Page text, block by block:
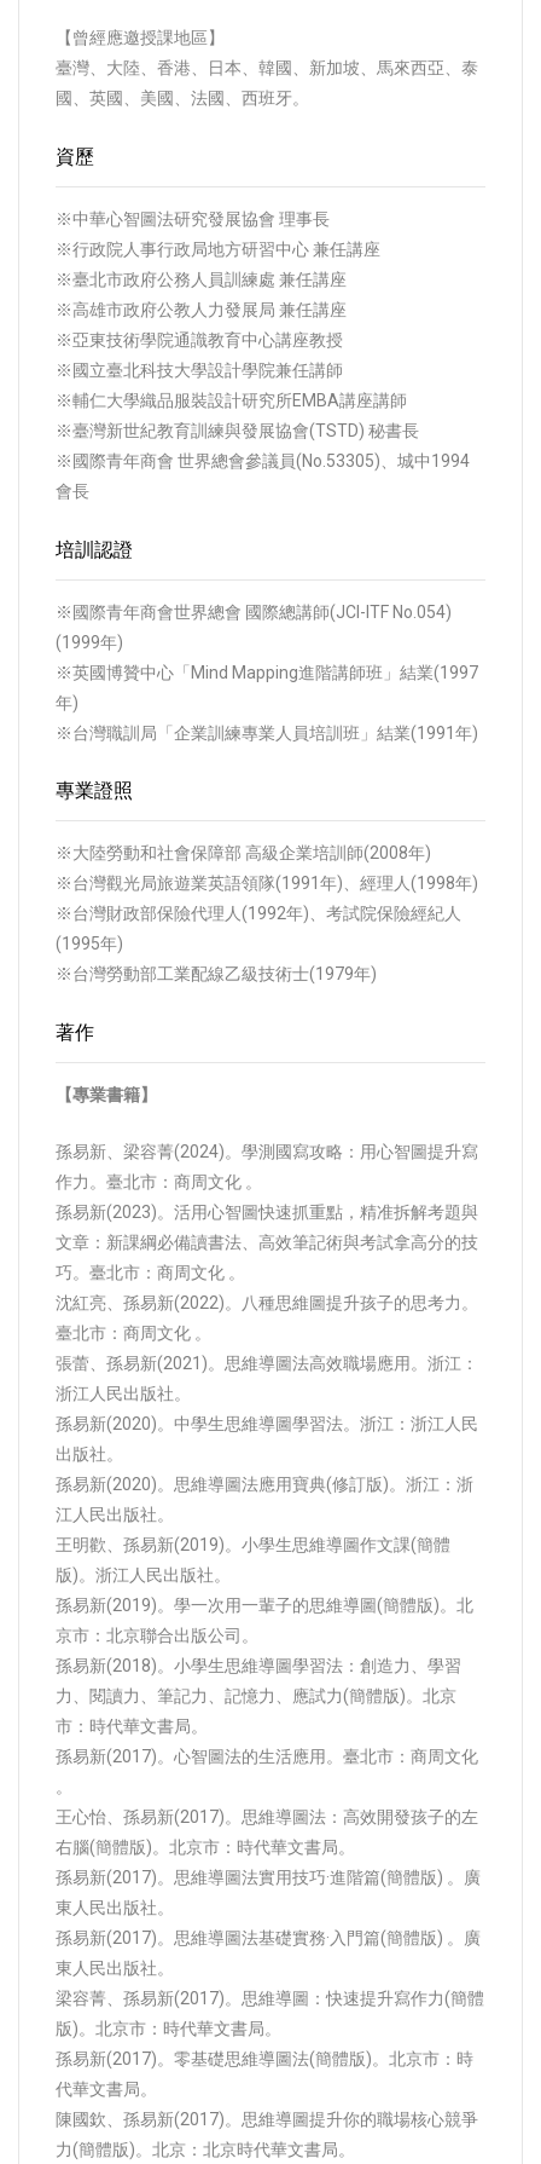
【曾經應邀授課地區】
臺灣、大陸、香港、日本、韓國、新加坡、馬來西亞、泰
國、英國、美國、法國、西班牙。
資歷
※中華心智圖法研究發展協會 理事長
※行政院人事行政局地方研習中心 兼任講座
※臺北市政府公務人員訓練處 兼任講座
※高雄市政府公教人力發展局 兼任講座
※亞東技術學院通識教育中心講座教授
※國立臺北科技大學設計學院兼任講師
※輔仁大學織品服裝設計研究所EMBA講座講師
※臺灣新世紀教育訓練與發展協會(TSTD) 秘書長
※國際青年商會 世界總會參議員(No.53305)、城中1994
會長
培訓認證
※國際青年商會世界總會 國際總講師(JCI-ITF No.054)
(1999年)
※英國博贊中心「Mind Mapping進階講師班」結業(1997
年)
※台灣職訓局「企業訓練專業人員培訓班」結業(1991年)
專業證照
※大陸勞動和社會保障部 高級企業培訓師(2008年)
※台灣觀光局旅遊業英語領隊(1991年)、經理人(1998年)
※台灣財政部保險代理人(1992年)、考試院保險經紀人
(1995年)
※台灣勞動部工業配線乙級技術士(1979年)
著作
【專業書籍】
孫易新、梁容菁(2024)。學測國寫攻略：用心智圖提升寫
作力。臺北市：商周文化 。
孫易新(2023)。活用心智圖快速抓重點，精准拆解考題與
文章：新課綱必備讀書法、高效筆記術與考試拿高分的技
巧。臺北市：商周文化 。
沈紅亮、孫易新(2022)。八種思維圖提升孩子的思考力。
臺北市：商周文化 。
張蕾、孫易新(2021)。思維導圖法高效職場應用。浙江：
浙江人民出版社。
孫易新(2020)。中學生思維導圖學習法。浙江：浙江人民
出版社。
孫易新(2020)。思維導圖法應用寶典(修訂版)。浙江：浙
江人民出版社。
王明歡、孫易新(2019)。小學生思維導圖作文課(簡體
版)。浙江人民出版社。
孫易新(2019)。學一次用一輩子的思維導圖(簡體版)。北
京市：北京聯合出版公司。
孫易新(2018)。小學生思維導圖學習法：創造力、學習
力、閱讀力、筆記力、記憶力、應試力(簡體版)。北京
市：時代華文書局。
孫易新(2017)。心智圖法的生活應用。臺北市：商周文化
。
王心怡、孫易新(2017)。思維導圖法：高效開發孩子的左
右腦(簡體版)。北京市：時代華文書局。
孫易新(2017)。思維導圖法實用技巧·進階篇(簡體版) 。廣
東人民出版社。
孫易新(2017)。思維導圖法基礎實務·入門篇(簡體版) 。廣
東人民出版社。
梁容菁、孫易新(2017)。思維導圖：快速提升寫作力(簡體
版)。北京市：時代華文書局。
孫易新(2017)。零基礎思維導圖法(簡體版)。北京市：時
代華文書局。
陳國欽、孫易新(2017)。思維導圖提升你的職場核心競爭
力(簡體版)。北京：北京時代華文書局。